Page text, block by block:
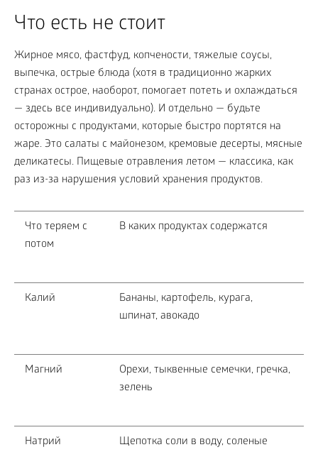
Что есть не стоит
Жирное мясо, фастфуд, копчености, тяжелые соусы,
выпечка, острые блюда (хотя в традиционно жарких
странах острое, наоборот, помогает потеть и охлаждаться
— здесь все индивидуально). И отдельно — будьте
осторожны с продуктами, которые быстро портятся на
жаре. Это салаты с майонезом, кремовые десерты, мясные
деликатесы. Пищевые отравления летом — классика, как
раз из-за нарушения условий хранения продуктов.
Что теряем с
потом
В каких продуктах содержатся
Калий
Бананы, картофель, курага,
шпинат, авокадо
Магний
Орехи, тыквенные семечки, гречка,
зелень
Натрий
Щепотка соли в воду, соленые